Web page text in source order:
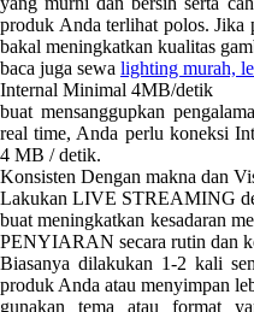
produk Anda terlihat polos. Jika
bakal meningkatkan kualitas
baca juga sewa lighting murah,
Internal Minimal 4MB/detik
buat mensanggupkan
real time, Anda perlu koneksi
4 MB / detik.
Konsisten Dengan makna dan
Lakukan LIVE STREAMING
buat meningkatkan kesadaran
PENYIARAN secara rutin dan
Biasanya dilakukan 1-2 kali
produk Anda atau menyimpan
gunakan tema atau format